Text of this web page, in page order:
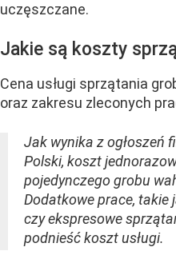
uczęszczane.
Jakie są koszty
Cena usługi sprzątania
oraz zakresu zleconych
Jak wynika z ogłoszeń
Polski, koszt
pojedynczego grobu
Dodatkowe prace, takie
czy ekspresowe
podnieść koszt usługi.